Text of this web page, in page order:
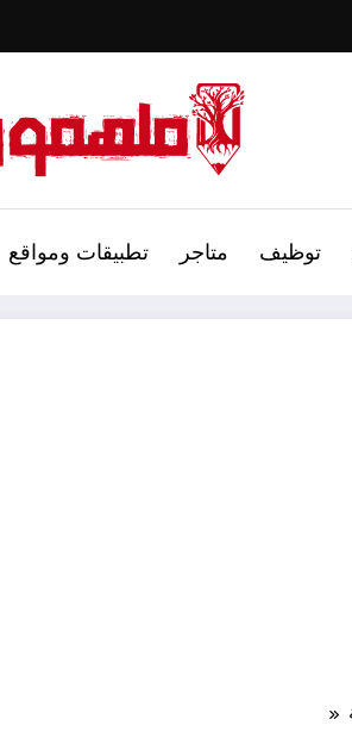
توظيف متاجر تطبيقات ومواقع